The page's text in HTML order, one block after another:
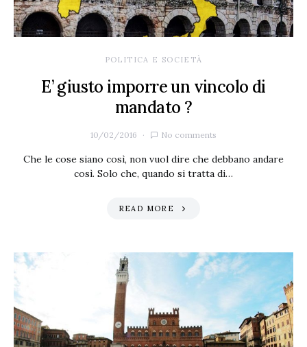
POLITICA E SOCIETÀ
E’ giusto imporre un vincolo di
mandato ?
10/02/2016 No comments
Che le cose siano così, non vuol dire che debbano andare
così. Solo che, quando si tratta di…
READ MORE